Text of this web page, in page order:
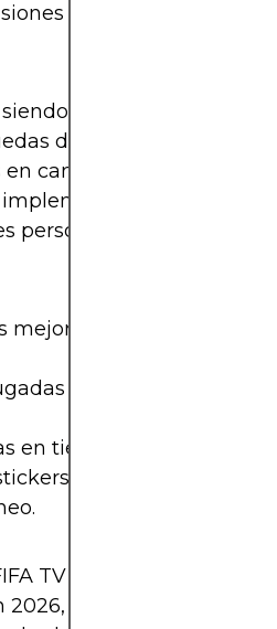
en vivo antes y
el “archivo
de prensa y
canales como FIFA TV,
implementará un modo
personalizadas para cada
mejores momentos de
y memes del día en
en tiempo real sobre los
oficiales y efectos
TV acumuló más de 5
se espera que esa